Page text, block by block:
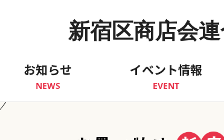
新宿区商店会
お知らせ
NEWS
イベント情報
EVENT